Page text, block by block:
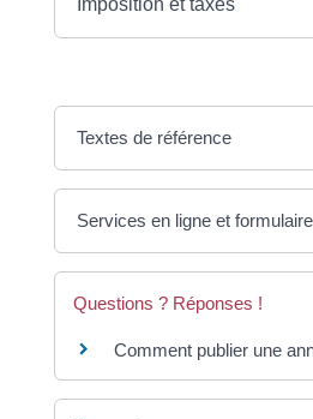
Textes de référence
Services en ligne et
Questions ? Réponses !
Comment publier une